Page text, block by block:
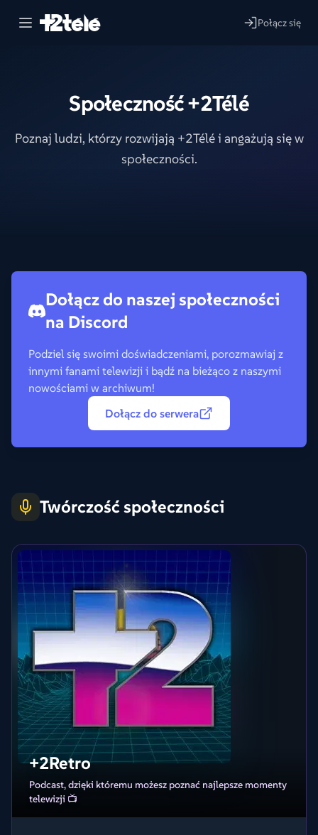
Połącz się
Społeczność +2Télé
Poznaj ludzi, którzy rozwijają +2Télé i angażują się w
społeczności.
Dołącz do naszej społeczności
na Discord
Podziel się swoimi doświadczeniami, porozmawiaj z
innymi fanami telewizji i bądź na bieżąco z naszymi
nowościami w archiwum!
Dołącz do serwera
Twórczość społeczności
+2Retro
Podcast, dzięki któremu możesz poznać najlepsze momenty
telewizji 📺